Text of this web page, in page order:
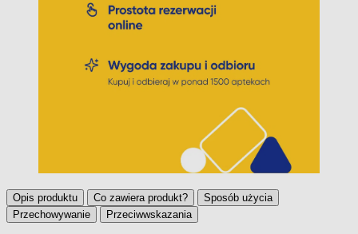
Opis produktu Co zawiera produkt?
Sposób użycia
Przechowywanie
Przeciwwskazania